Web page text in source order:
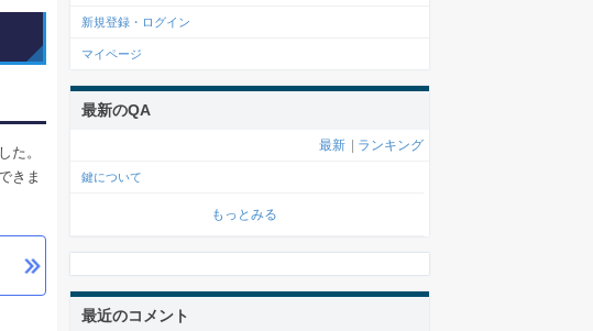
た。
きま
新規登録・ログイン
マイページ
最新のQA
最新 ランキング
鍵について
もっとみる
最近のコメント